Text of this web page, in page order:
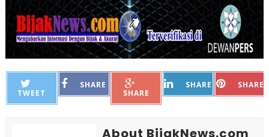
TWEET
SHARE
SHARE
SHARE SHARE